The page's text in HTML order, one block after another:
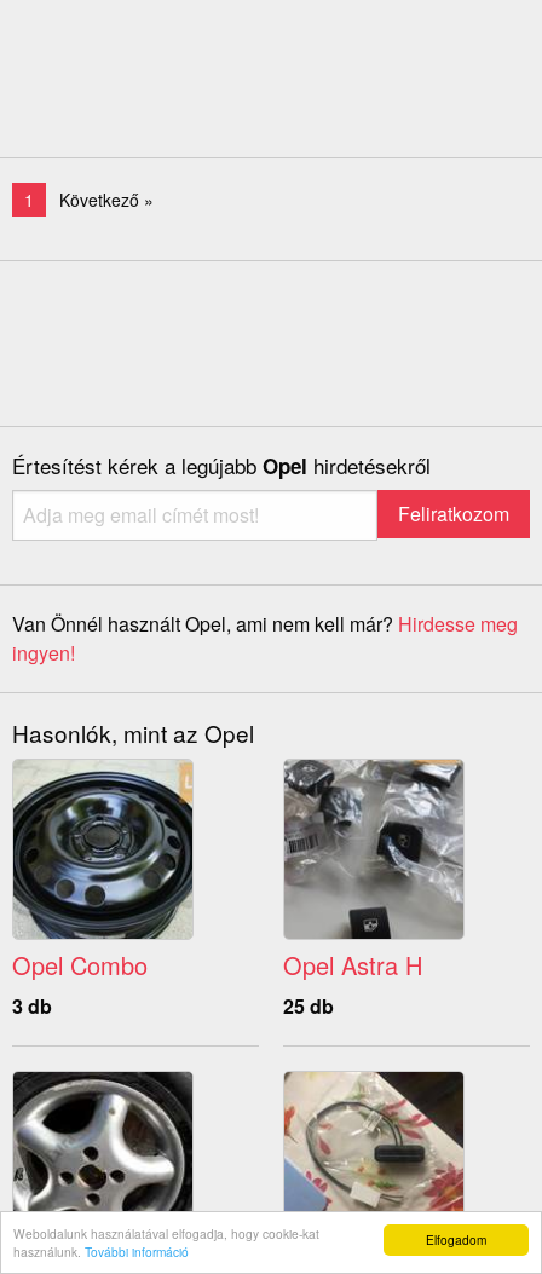
Elfogadom
Weboldalunk használatával elfogadja, hogy cookie-kat
használunk. További információ
1 Következő »
Értesítést kérek a legújabb Opel hirdetésekről
Van Önnél használt Opel, ami nem kell már? Hirdesse meg
ingyen!
Hasonlók, mint az Opel
Opel Combo
3 db
Opel Astra H
25 db